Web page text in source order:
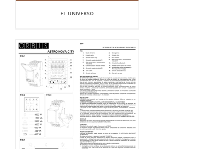
EL UNIVERSO